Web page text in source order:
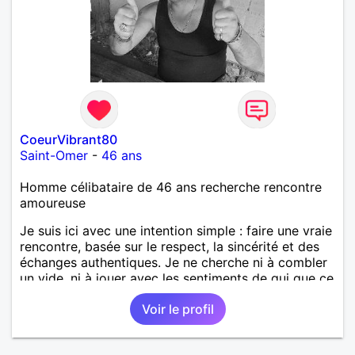
CoeurVibrant80
Saint-Omer - 46 ans
Homme célibataire de 46 ans recherche rencontre
amoureuse
Je suis ici avec une intention simple : faire une vraie
rencontre, basée sur le respect, la sincérité et des
échanges authentiques. Je ne cherche ni à combler
un vide, ni à jouer avec les sentiments de qui que ce
soit. J'aimerais simplement apprendre à connaître
une personne avec qui partager des conversations,
des moments de vie et, si le destin le permet,
construire une belle relation. En revanche, je préfère
Voir le profil